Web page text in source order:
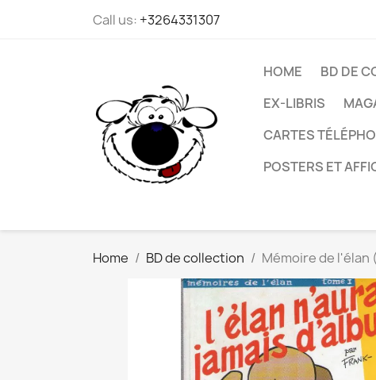
Call us: +3264331307
HOME BD DE
EX-LIBRIS
CARTES
POSTERS ET
Home BD de collection Mémoire de l'élan